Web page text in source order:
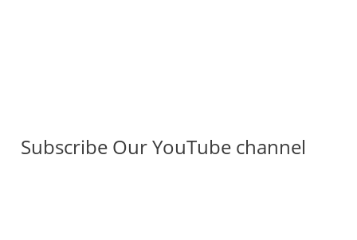
Subscribe Our YouTube channel